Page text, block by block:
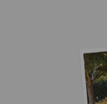
Vibrations-